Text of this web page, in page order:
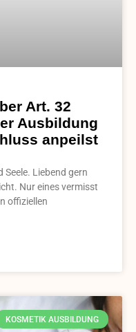
Art. 32
Ausbildung
anpeilst
Liebend gern
Nur eines vermisst
offiziellen
KOSMETIK AUSBILDUNG